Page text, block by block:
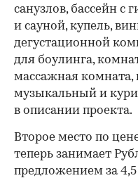
санузлов, бассейн
и сауной, купель,
дегустационной
для боулинга,
массажная комната,
музыкальный и
в описании проекта.
Второе место по
теперь занимает
предложением за